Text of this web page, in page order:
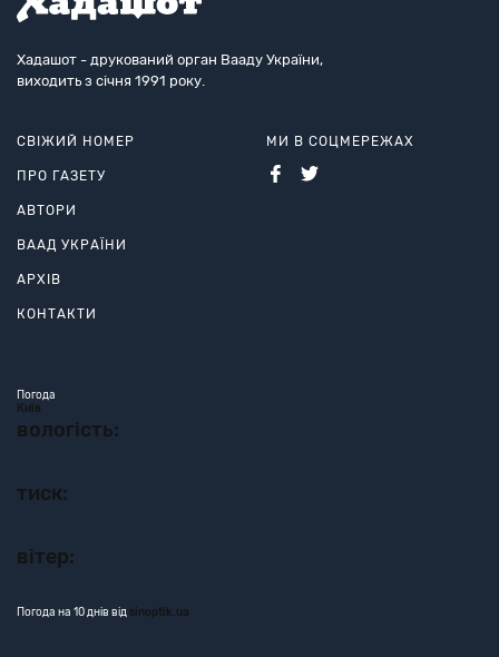
Хадашот - друкований орган Вааду України,
виходить з січня 1991 року.
СВІЖИЙ НОМЕР
ПРО ГАЗЕТУ
АВТОРИ
ВААД УКРАЇНИ
АРХІВ
КОНТАКТИ
МИ В СОЦМЕРЕЖАХ
Погода
Київ
вологість:
тиск:
вітер:
Погода на 10 днів від sinoptik.ua